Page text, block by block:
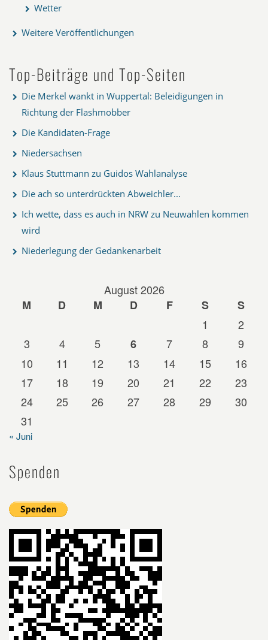
Wetter
Weitere Veröffentlichungen
Top-Beiträge und Top-Seiten
Die Merkel wankt in Wuppertal: Beleidigungen in
Richtung der Flashmobber
Die Kandidaten-Frage
Niedersachsen
Klaus Stuttmann zu Guidos Wahlanalyse
Die ach so unterdrückten Abweichler...
Ich wette, dass es auch in NRW zu Neuwahlen kommen
wird
Niederlegung der Gedankenarbeit
August 2026
M
D M D F S
S
1
2
3
4 5 6 7 8
9
10
11 12 13 14 15
16
17
18 19 20 21 22
23
24
25 26 27 28 29
30
31
« Juni
Spenden